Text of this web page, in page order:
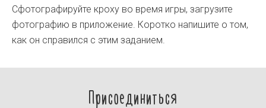
Сфотографируйте кроху во время игры, загрузите
фотографию в приложение. Коротко напишите о том,
как он справился с этим заданием.
Присоединиться